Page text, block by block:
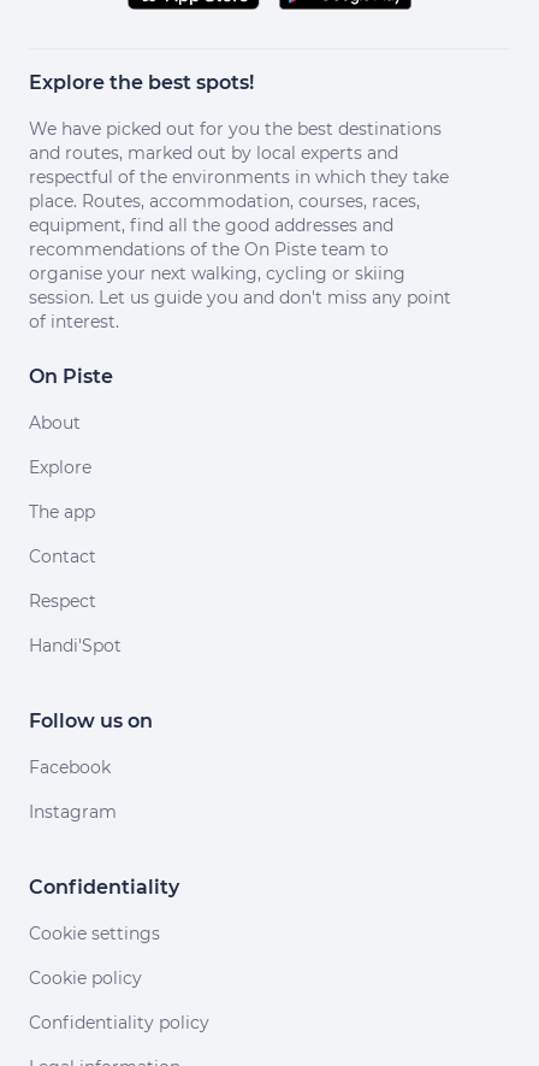
Explore the best spots!
We have picked out for you the best destinations
and routes, marked out by local experts and
respectful of the environments in which they take
place. Routes, accommodation, courses, races,
equipment, find all the good addresses and
recommendations of the On Piste team to
organise your next walking, cycling or skiing
session. Let us guide you and don't miss any point
of interest.
On Piste
About
Explore
The app
Contact
Respect
Handi'Spot
Follow us on
Facebook
Instagram
Confidentiality
Cookie settings
Cookie policy
Confidentiality policy